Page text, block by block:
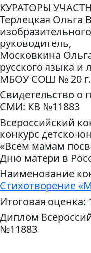
КУРАТОРЫ
Терлецкая Ольга
руководитель,
Московкина
русского языка и
МБОУ СОШ № 20
Свидетельство о
СМИ: КВ №11883
Всероссийский
конкурс детско-
«Всем мамам
Дню матери в
Наименование
Стихотворение
Итоговая оценка:
Диплом
№11883